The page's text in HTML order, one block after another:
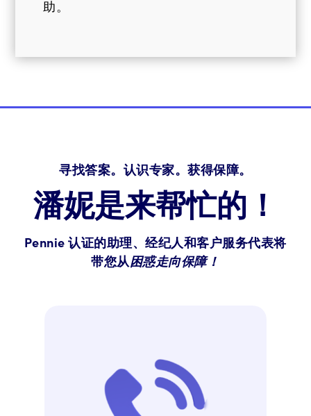
助。
寻找答案。认识专家。获得保障。
潘妮是来帮忙的！
Pennie 认证的助理、经纪人和客户服务代表将
带您从困惑走向保障！